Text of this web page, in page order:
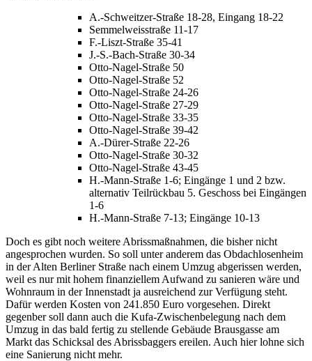
A.-Schweitzer-Straße 18-28, Eingang 18-22
Semmelweisstraße 11-17
F.-Liszt-Straße 35-41
J.-S.-Bach-Straße 30-34
Otto-Nagel-Straße 50
Otto-Nagel-Straße 52
Otto-Nagel-Straße 24-26
Otto-Nagel-Straße 27-29
Otto-Nagel-Straße 33-35
Otto-Nagel-Straße 39-42
A.-Dürer-Straße 22-26
Otto-Nagel-Straße 30-32
Otto-Nagel-Straße 43-45
H.-Mann-Straße 1-6; Eingänge 1 und 2 bzw.
alternativ Teilrückbau 5. Geschoss bei Eingängen
1-6
H.-Mann-Straße 7-13; Eingänge 10-13
Doch es gibt noch weitere Abrissmaßnahmen, die bisher nicht
angesprochen wurden. So soll unter anderem das Obdachlosenheim
in der Alten Berliner Straße nach einem Umzug abgerissen werden,
weil es nur mit hohem finanziellem Aufwand zu sanieren wäre und
Wohnraum in der Innenstadt ja ausreichend zur Verfügung steht.
Dafür werden Kosten von 241.850 Euro vorgesehen. Direkt
gegenber soll dann auch die Kufa-Zwischenbelegung nach dem
Umzug in das bald fertig zu stellende Gebäude Brausgasse am
Markt das Schicksal des Abrissbaggers ereilen. Auch hier lohne sich
eine Sanierung nicht mehr.